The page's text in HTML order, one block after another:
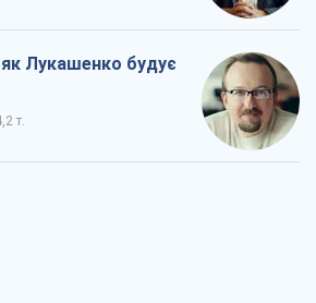
як Лукашенко будує
т.